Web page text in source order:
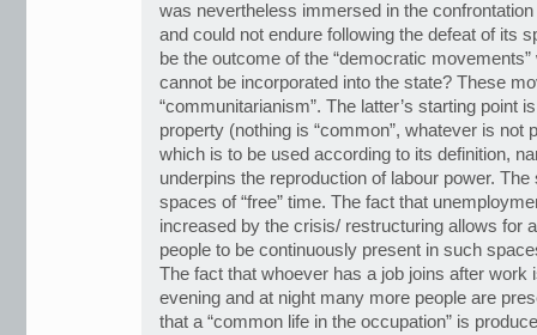
was nevertheless immersed in the confrontation
and could not endure following the defeat of its
be the outcome of the “democratic
cannot be incorporated into the state? These
“communitarianism”. The latter’s starting point
property (nothing is “common”, whatever is not
which is to be used according to its definition,
underpins the reproduction of labour power.
spaces of “free” time. The fact that
increased by the crisis/ restructuring allows for
people to be continuously present in such
The fact that whoever has a job joins after work
evening and at night many more people are
that a “common life in the occupation” is